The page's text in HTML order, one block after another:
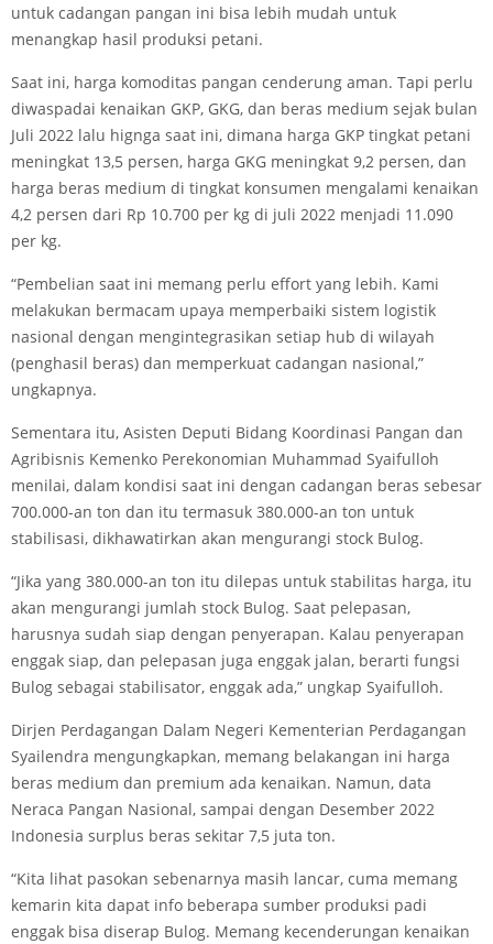
untuk cadangan pangan ini bisa lebih mudah untuk
menangkap hasil produksi petani.
Saat ini, harga komoditas pangan cenderung aman. Tapi perlu
diwaspadai kenaikan GKP, GKG, dan beras medium sejak bulan
Juli 2022 lalu hignga saat ini, dimana harga GKP tingkat petani
meningkat 13,5 persen, harga GKG meningkat 9,2 persen, dan
harga beras medium di tingkat konsumen mengalami kenaikan
4,2 persen dari Rp 10.700 per kg di juli 2022 menjadi 11.090
per kg.
“Pembelian saat ini memang perlu effort yang lebih. Kami
melakukan bermacam upaya memperbaiki sistem logistik
nasional dengan mengintegrasikan setiap hub di wilayah
(penghasil beras) dan memperkuat cadangan nasional,”
ungkapnya.
Sementara itu, Asisten Deputi Bidang Koordinasi Pangan dan
Agribisnis Kemenko Perekonomian Muhammad Syaifulloh
menilai, dalam kondisi saat ini dengan cadangan beras sebesar
700.000-an ton dan itu termasuk 380.000-an ton untuk
stabilisasi, dikhawatirkan akan mengurangi stock Bulog.
“Jika yang 380.000-an ton itu dilepas untuk stabilitas harga, itu
akan mengurangi jumlah stock Bulog. Saat pelepasan,
harusnya sudah siap dengan penyerapan. Kalau penyerapan
enggak siap, dan pelepasan juga enggak jalan, berarti fungsi
Bulog sebagai stabilisator, enggak ada,” ungkap Syaifulloh.
Dirjen Perdagangan Dalam Negeri Kementerian Perdagangan
Syailendra mengungkapkan, memang belakangan ini harga
beras medium dan premium ada kenaikan. Namun, data
Neraca Pangan Nasional, sampai dengan Desember 2022
Indonesia surplus beras sekitar 7,5 juta ton.
“Kita lihat pasokan sebenarnya masih lancar, cuma memang
kemarin kita dapat info beberapa sumber produksi padi
enggak bisa diserap Bulog. Memang kecenderungan kenaikan